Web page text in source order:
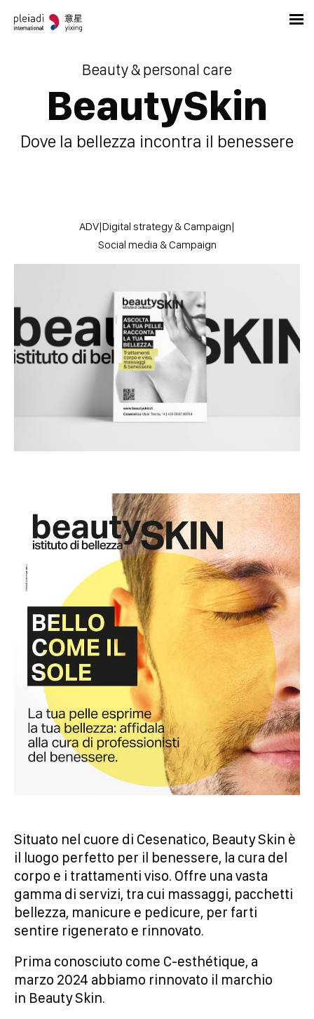
Beauty & personal care
BeautySkin
Dove la bellezza incontra il benessere
ADV|Digital strategy & Campaign|
Social media & Campaign
Situato nel cuore di Cesenatico, Beauty Skin è
il luogo perfetto per il benessere, la cura del
corpo e i trattamenti viso. Offre una vasta
gamma di servizi, tra cui massaggi, pacchetti
bellezza, manicure e pedicure, per farti
sentire rigenerato e rinnovato.
Prima conosciuto come C-esthétique, a
marzo 2024 abbiamo rinnovato il marchio
in Beauty Skin.